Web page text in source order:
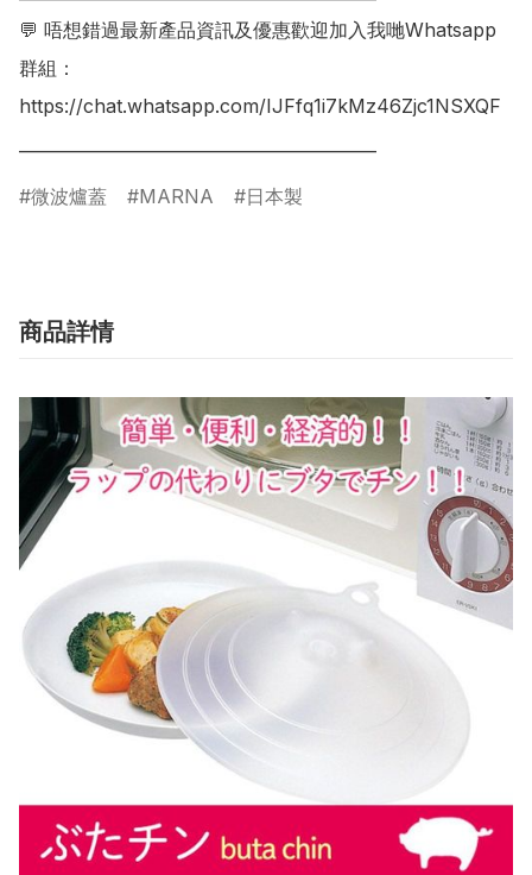
💬 唔想錯過最新產品資訊及優惠歡迎加入我哋Whatsapp
群組：
https://chat.whatsapp.com/IJFfq1i7kMz46Zjc1NSXQF
微波爐蓋 MARNA 日本製
商品詳情